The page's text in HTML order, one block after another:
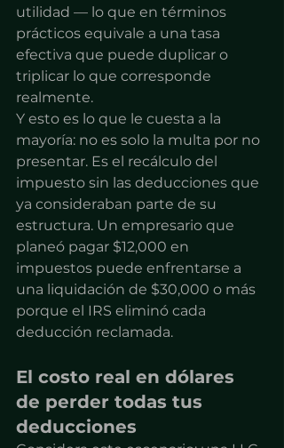
utilidad — lo que en términos
prácticos equivale a una tasa
efectiva que puede duplicar o
triplicar lo que corresponde
realmente.
Y esto es lo que le cuesta a la
mayoría: no es solo la multa por no
presentar. Es el recálculo del
impuesto sin las deducciones que
ya consideraban parte de su
estructura. Un empresario que
planeó pagar $12,000 en
impuestos puede enfrentarse a
una liquidación de $30,000 o más
porque el IRS eliminó cada
deducción reclamada.
El costo real en dólares
de perder todas tus
deducciones